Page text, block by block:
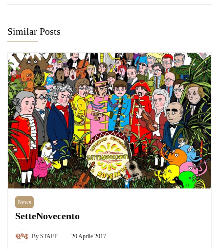
Similar Posts
News
SetteNovecento
By STAFF 20 Aprile 2017